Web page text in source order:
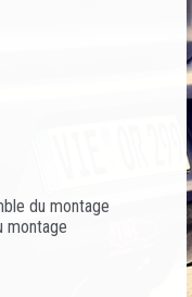
du montage
montage